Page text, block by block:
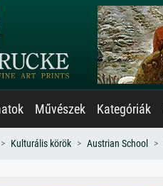
Művészek Kategóriák
Kulturális körök Austrian School